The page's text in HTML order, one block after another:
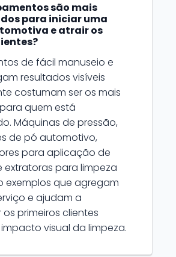
são mais
para iniciar uma
e atrair os
de fácil manuseio e
resultados visíveis
costumam ser os mais
quem está
Máquinas de pressão,
de pó automotivo,
para aplicação de
extratoras para limpeza
exemplos que agregam
e ajudam a
primeiros clientes
visual da limpeza.